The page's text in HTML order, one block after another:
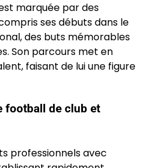
marquée par des
ses débuts dans le
des buts mémorables
Son parcours met en
faisant de lui une figure
football de club et
professionnels avec